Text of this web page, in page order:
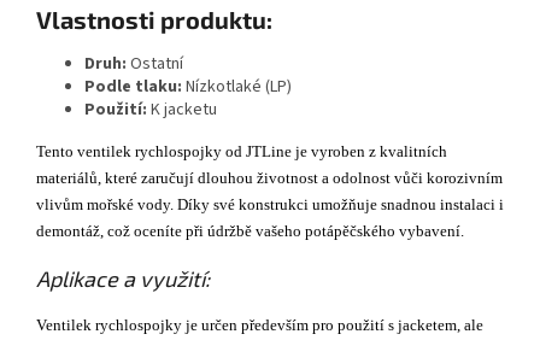
Vlastnosti produktu:
Druh: Ostatní
Podle tlaku: Nízkotlaké (LP)
Použití: K jacketu
Tento ventilek rychlospojky od JTLine je vyroben z kvalitních
materiálů, které zaručují dlouhou životnost a odolnost vůči korozivním
vlivům mořské vody. Díky své konstrukci umožňuje snadnou instalaci i
demontáž, což oceníte při údržbě vašeho potápěčského vybavení.
Aplikace a využití:
Ventilek rychlospojky je určen především pro použití s jacketem, ale